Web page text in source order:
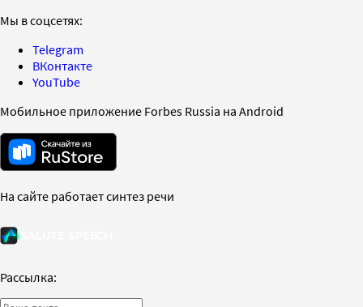
Мы в соцсетях:
Telegram
ВКонтакте
YouTube
Мобильное приложение Forbes Russia на Android
На сайте работает синтез речи
Рассылка: